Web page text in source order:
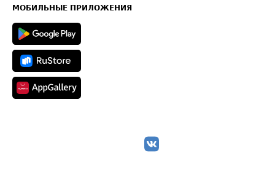
Техническая информация
МОБИЛЬНЫЕ ПРИЛОЖЕНИЯ